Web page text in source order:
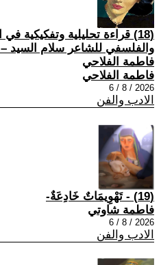
(18) قراءة تحليلية وتفكيكية
والفلسفي للشاعر سلام السيد
فاطمة الفلاحي
فاطمة الفلاحي
2026 / 8 / 6
الادب والفن
(19) - تَهْوِيمَاتٌ خَادِعَةٌ-
فاطمة شاوتي
2026 / 8 / 6
الادب والفن